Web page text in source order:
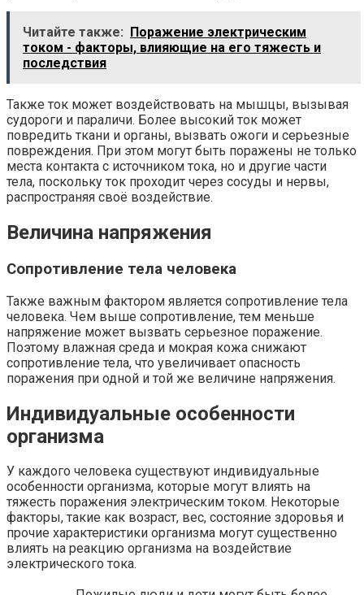
Читайте также: Поражение электрическим
током - факторы, влияющие на его тяжесть и
последствия
Также ток может воздействовать на мышцы, вызывая
судороги и параличи. Более высокий ток может
повредить ткани и органы, вызвать ожоги и серьезные
повреждения. При этом могут быть поражены не только
места контакта с источником тока, но и другие части
тела, поскольку ток проходит через сосуды и нервы,
распространяя своё воздействие.
Величина напряжения
Сопротивление тела человека
Также важным фактором является сопротивление тела
человека. Чем выше сопротивление, тем меньше
напряжение может вызвать серьезное поражение.
Поэтому влажная среда и мокрая кожа снижают
сопротивление тела, что увеличивает опасность
поражения при одной и той же величине напряжения.
Индивидуальные особенности
организма
У каждого человека существуют индивидуальные
особенности организма, которые могут влиять на
тяжесть поражения электрическим током. Некоторые
факторы, такие как возраст, вес, состояние здоровья и
прочие характеристики организма могут существенно
влиять на реакцию организма на воздействие
электрического тока.